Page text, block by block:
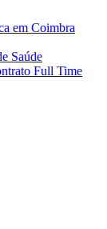
em Coimbra
Saúde
Full Time